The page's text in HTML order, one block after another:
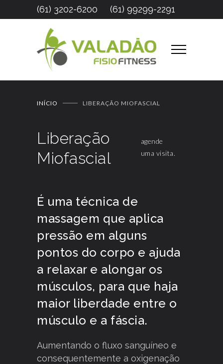
(61) 3202-6200 (61) 99299-2291
INÍCIO LIBERAÇÃO MIOFASCIAL
Liberação
Miofascial
agende
uma visita.
É uma técnica de
massagem que aplica
pressão em alguns
pontos do corpo e ajuda
a relaxar e alongar os
músculos, para que haja
maior liberdade entre o
músculo e a fáscia.
Aumentando o fluxo sanguíneo e
consequentemente a oxigenação